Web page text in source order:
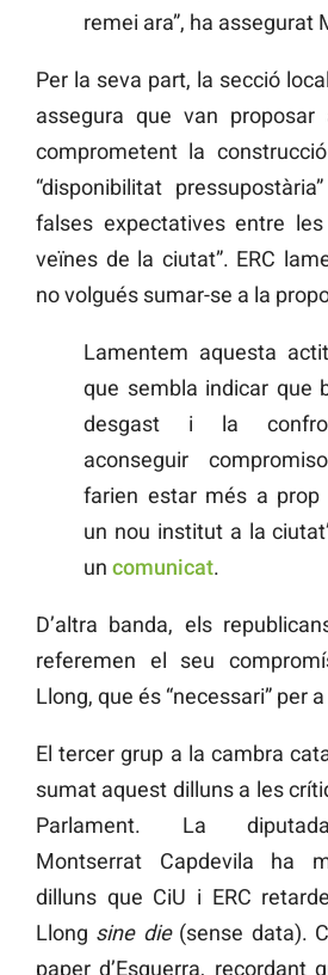
remei ara”, ha assegurat
Per la seva part, la secció
assegura que van
comprometent la
“disponibilitat
falses expectatives entre
veïnes de la ciutat”. ERC
no volgués sumar-se a la
Lamentem aquesta
que sembla indicar que
desgast i la
aconseguir
farien estar més a prop
un nou institut a la
un comunicat.
D’altra banda, els
referemen el seu
Llong, que és “necessari” per
El tercer grup a la cambra
sumat aquest dilluns a les
Parlament. La
Montserrat Capdevila ha
dilluns que CiU i ERC
Llong sine die(sense data).
paper d’Esquerra, recordant